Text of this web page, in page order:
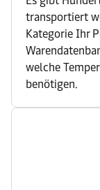
transportiert
Kategorie Ihr
welche
benötigen.